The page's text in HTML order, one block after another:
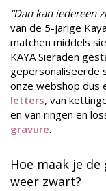
“Dan kan iedereen
van de 5-jarige
matchen middels
KAYA Sieraden
gepersonaliseerde
onze webshop dus
letters, van
en van ringen en
gravure.
Hoe maak je
weer zwart?